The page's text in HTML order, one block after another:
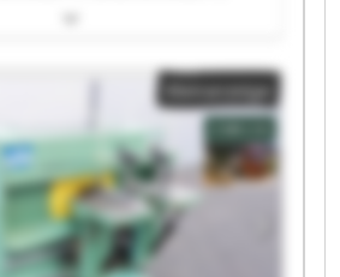
GmbH & Co.KG ITC GmbH & Co.KG
& Co.KG ITC GmbH & Co.KG ITC
GmbH & Co.KG ITC GmbH & Co.KG
ITC GmbH & Co.KG ITC GmbH &
Co.KG
Kleinanzeige